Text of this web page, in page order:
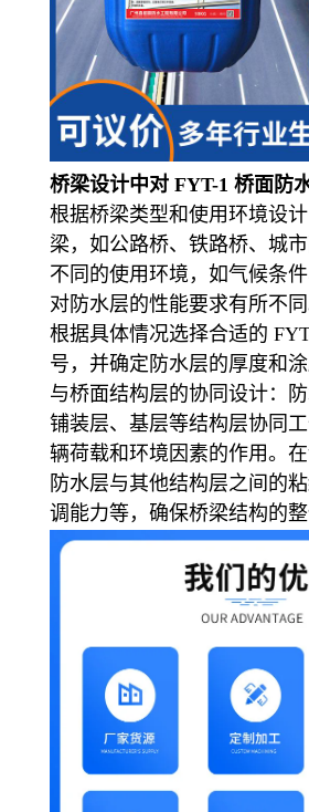
桥梁设计中对 FYT-1 桥面防
根据桥梁类型和使用环境设
梁，如公路桥、铁路桥、城
不同的使用环境，如气候条件
对防水层的性能要求有所不
根据具体情况选择合适的
号，并确定防水层的厚度和涂
与桥面结构层的协同设计：
铺装层、基层等结构层协同
辆荷载和环境因素的作用。
防水层与其他结构层之间的
调能力等，确保桥梁结构的整